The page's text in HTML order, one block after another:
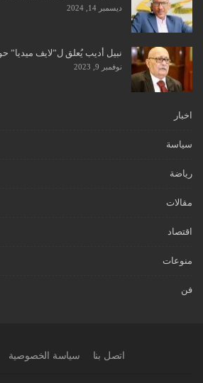
ديسمبر 14, 2024
نبيل أديب يُعلق ل”لايف ميديا”
نوفمبر 9, 2023
اخبار
سياسة
رياضة
مقالات
اقتصاد
منوعات
فن
اتصل بنا سياسة الخصوصية